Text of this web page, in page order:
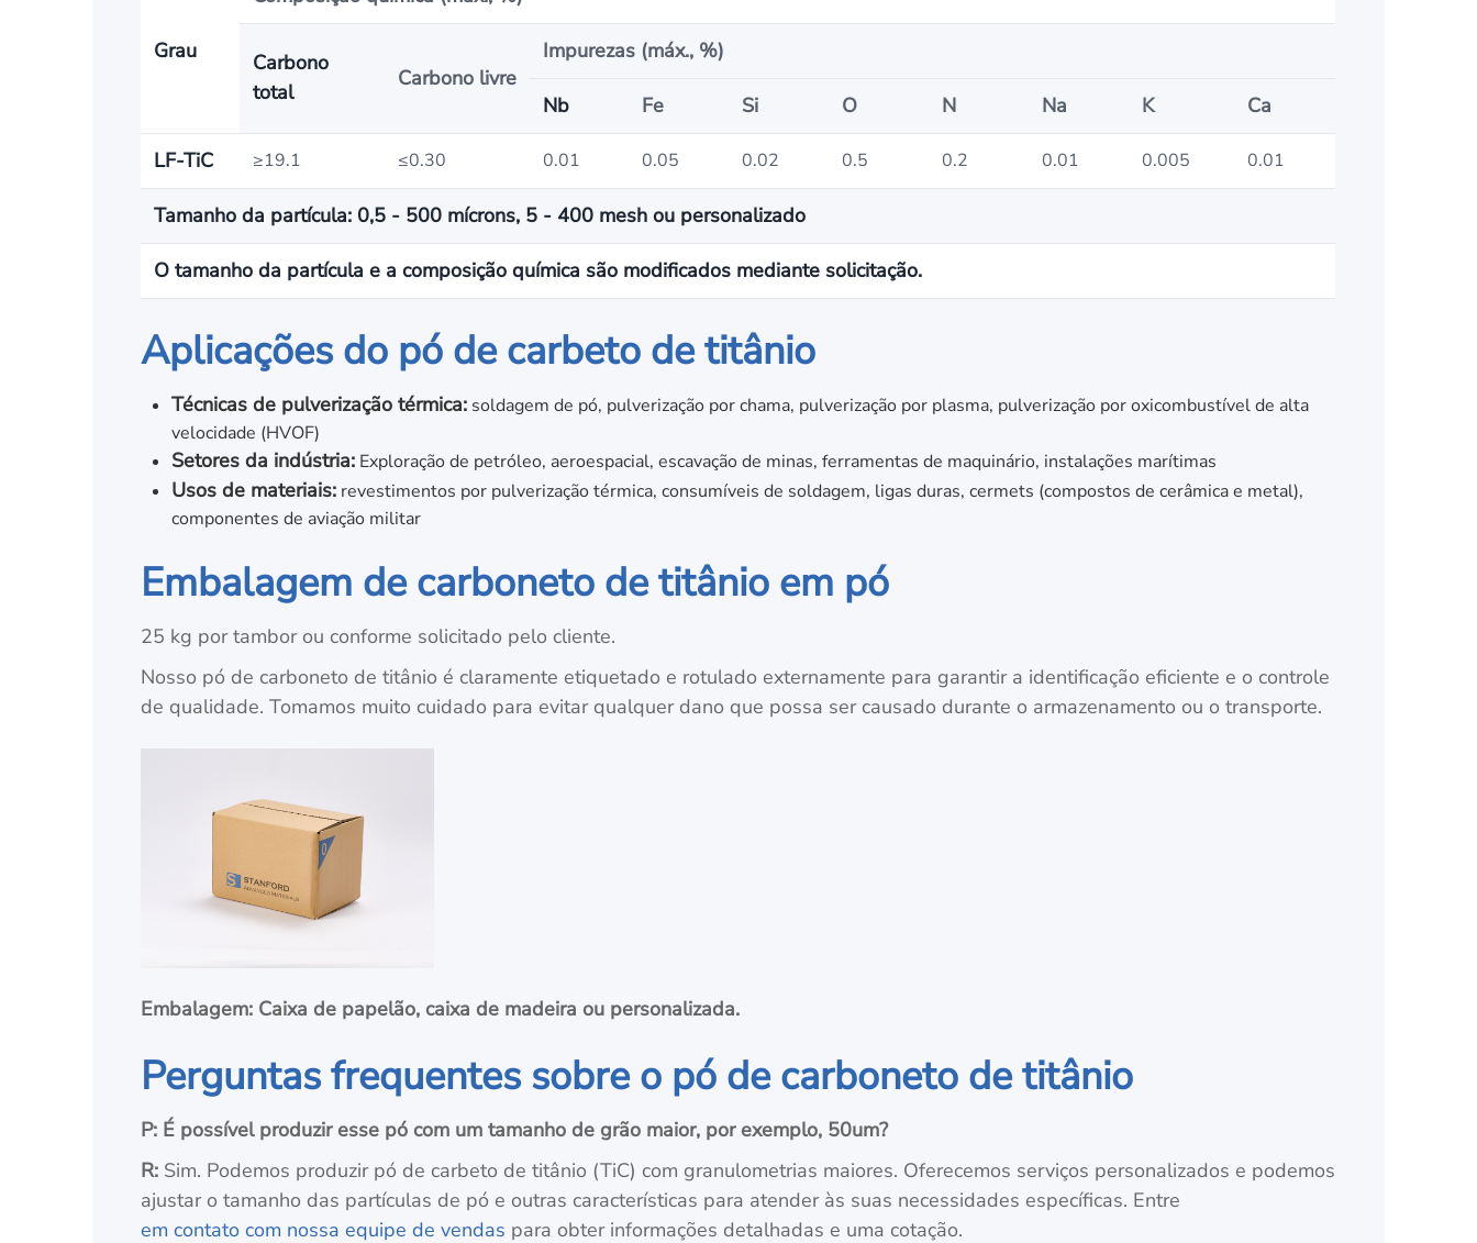
Grau
Carbono
total
Carbono livre
Impurezas (máx., %)
Nb Fe Si O N Na K Ca
LF-TiC ≥19.1 ≤0.30 0.01 0.05 0.02 0.5 0.2 0.01 0.005 0.01
Tamanho da partícula:0,5 - 500 mícrons, 5 - 400 mesh ou personalizado
O tamanho da partícula e a composição química são modificados mediante solicitação.
Aplicações do pó de carbeto de titânio
Técnicas de pulverização térmica: soldagem de pó, pulverização por chama, pulverização por plasma, pulverização por oxicombustível de alta
velocidade (HVOF)
Setores da indústria: Exploração de petróleo, aeroespacial, escavação de minas, ferramentas de maquinário, instalações marítimas
Usos de materiais: revestimentos por pulverização térmica, consumíveis de soldagem, ligas duras, cermets (compostos de cerâmica e metal),
componentes de aviação militar
Embalagem de carboneto de titânio em pó
25 kg por tambor ou conforme solicitado pelo cliente.
Nosso pó de carboneto de titânio é claramente etiquetado e rotulado externamente para garantir a identificação eficiente e o controle
de qualidade. Tomamos muito cuidado para evitar qualquer dano que possa ser causado durante o armazenamento ou o transporte.
Embalagem: Caixa de papelão, caixa de madeira ou personalizada.
Perguntas frequentes sobre o pó de carboneto de titânio
P: É possível produzir esse pó com um tamanho de grão maior, por exemplo, 50um?
R: Sim. Podemos produzir pó de carbeto de titânio (TiC) com granulometrias maiores. Oferecemos serviços personalizados e podemos
ajustar o tamanho das partículas de pó e outras características para atender às suas necessidades específicas. Entre
em contato com nossa equipe de vendas para obter informações detalhadas e uma cotação.